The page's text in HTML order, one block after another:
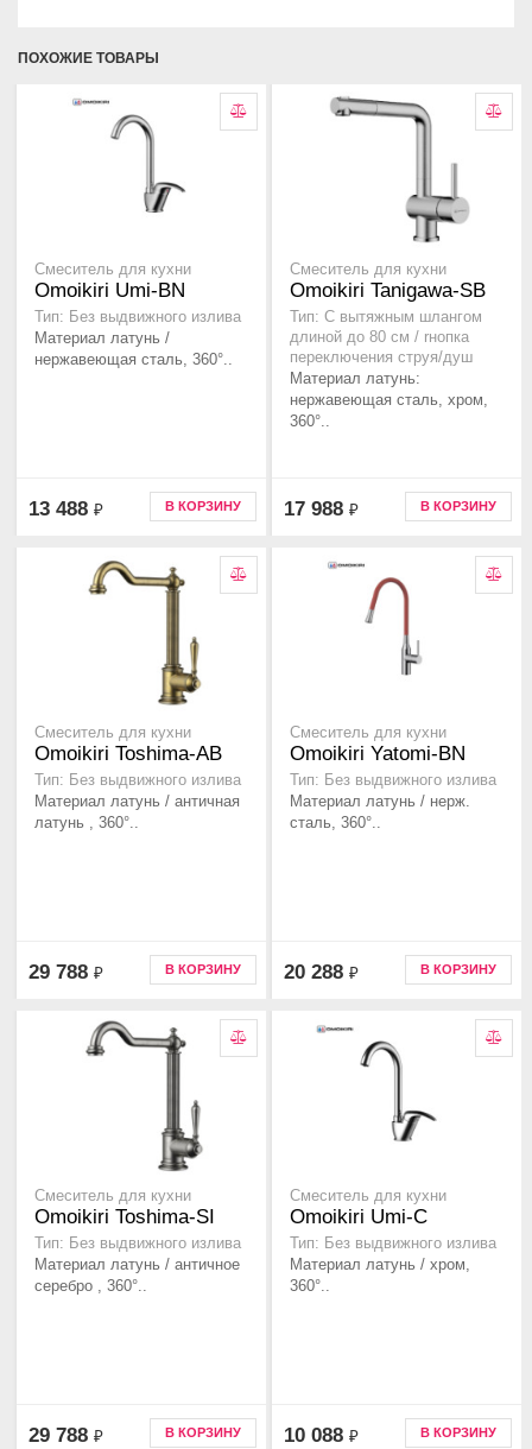
ПОХОЖИЕ ТОВАРЫ
Смеситель для кухни
Omoikiri Umi-BN
Тип: Без выдвижного излива
Материал латунь /
нержавеющая сталь, 360°..
13 488 ₽ В КОРЗИНУ
Смеситель для кухни
Omoikiri Tanigawa-SB
Тип: C вытяжным шлангом
длиной до 80 см / rнопка
переключения струя/душ
Материал латунь:
нержавеющая сталь, хром,
360°..
17 988 ₽ В КОРЗИНУ
Смеситель для кухни
Omoikiri Toshima-AB
Тип: Без выдвижного излива
Материал латунь / античная
латунь , 360°..
29 788 ₽ В КОРЗИНУ
Смеситель для кухни
Omoikiri Yatomi-BN
Тип: Без выдвижного излива
Материал латунь / нерж.
сталь, 360°..
20 288 ₽ В КОРЗИНУ
Смеситель для кухни
Omoikiri Toshima-SI
Тип: Без выдвижного излива
Материал латунь / античное
серебро , 360°..
29 788 ₽ В КОРЗИНУ
Смеситель для кухни
Omoikiri Umi-C
Тип: Без выдвижного излива
Материал латунь / хром,
360°..
10 088 ₽ В КОРЗИНУ